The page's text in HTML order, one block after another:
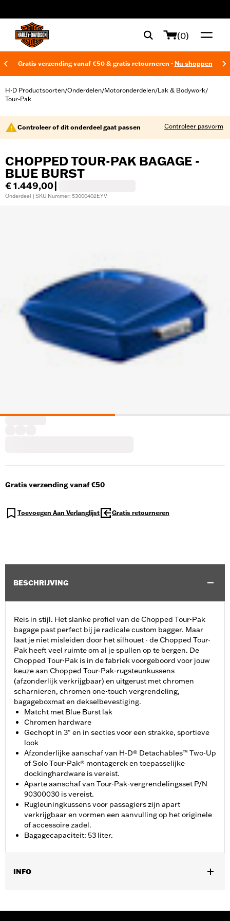
(0)
Gratis verzending vanaf €50 & gratis retourneren - Nu shoppen
H-D Productsoorten/Onderdelen/Motoronderdelen/Lak & Bodywork/
Tour-Pak
Controleer of dit onderdeel gaat passen Controleer pasvorm
CHOPPED TOUR-PAK BAGAGE -
BLUE BURST
€ 1.449,00
Onderdeel | SKU Nummer: 53000402EYV
Gratis verzending vanaf €50
Toevoegen Aan Verlanglijst Gratis retourneren
BESCHRIJVING
Reis in stijl. Het slanke profiel van de Chopped Tour-Pak
bagage past perfect bij je radicale custom bagger. Maar
laat je niet misleiden door het silhouet - de Chopped Tour-
Pak heeft veel ruimte om al je spullen op te bergen. De
Chopped Tour-Pak is in de fabriek voorgeboord voor jouw
keuze aan Chopped Tour-Pak-rugsteunkussens
(afzonderlijk verkrijgbaar) en uitgerust met chromen
scharnieren, chromen one-touch vergrendeling,
bagageboxmat en dekselbevestiging.
Matcht met Blue Burst lak
Chromen hardware
Gechopt in 3" en in secties voor een strakke, sportieve
look
Afzonderlijke aanschaf van H-D® Detachables™ Two-Up
of Solo Tour-Pak® montagerek en toepasselijke
dockinghardware is vereist.
Aparte aanschaf van Tour-Pak-vergrendelingsset P/N
90300030 is vereist.
Rugleuningkussens voor passagiers zijn apart
verkrijgbaar en vormen een aanvulling op het originele
of accessoire zadel.
Bagagecapaciteit: 53 liter.
INFO